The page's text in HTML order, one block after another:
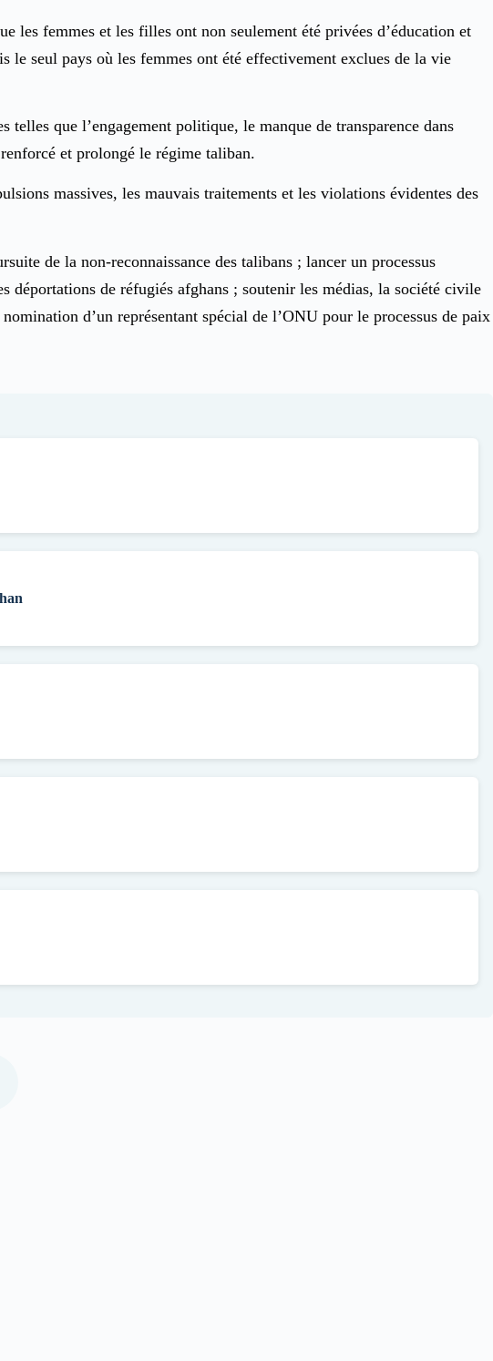
les femmes et les filles ont non seulement été privées d’éducation et
le seul pays où les femmes ont été effectivement exclues de la vie
que l’engagement politique, le manque de transparence dans
et prolongé le régime taliban.
massives, les mauvais traitements et les violations évidentes des
de la non-reconnaissance des talibans ; lancer un processus
de réfugiés afghans ; soutenir les médias, la société civile
d’un représentant spécial de l’ONU pour le processus de paix